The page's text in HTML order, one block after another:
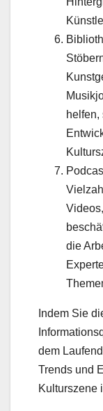
helfen,
die
Indem Sie
dem
Trends und
Kulturszene